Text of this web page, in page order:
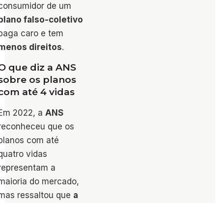
de um
falso-coletivo
caro e tem
direitos.
que diz a ANS
os planos
até 4 vidas
2022, a ANS
que os
com até
vidas
a
do mercado,
ressaltou que a